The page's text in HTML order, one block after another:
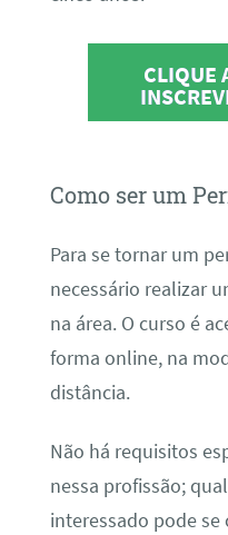
CLIQUE
Como ser um
Para se tornar um
necessário realizar
na área. O curso é
forma online, na
distância.
Não há requisitos
nessa profissão;
interessado pode